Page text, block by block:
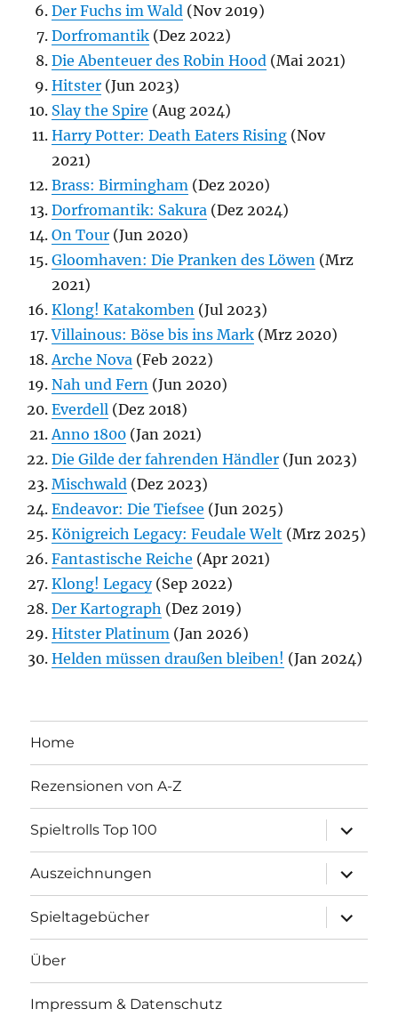
Der Fuchs im Wald (Nov 2019)
Dorfromantik (Dez 2022)
Die Abenteuer des Robin Hood (Mai 2021)
Hitster (Jun 2023)
Slay the Spire (Aug 2024)
Harry Potter: Death Eaters Rising (Nov
2021)
Brass: Birmingham (Dez 2020)
Dorfromantik: Sakura (Dez 2024)
On Tour (Jun 2020)
Gloomhaven: Die Pranken des Löwen (Mrz
2021)
Klong! Katakomben (Jul 2023)
Villainous: Böse bis ins Mark (Mrz 2020)
Arche Nova (Feb 2022)
Nah und Fern (Jun 2020)
Everdell (Dez 2018)
Anno 1800 (Jan 2021)
Die Gilde der fahrenden Händler (Jun 2023)
Mischwald (Dez 2023)
Endeavor: Die Tiefsee (Jun 2025)
Königreich Legacy: Feudale Welt (Mrz 2025)
Fantastische Reiche (Apr 2021)
Klong! Legacy(Sep 2022)
Der Kartograph (Dez 2019)
Hitster Platinum (Jan 2026)
Helden müssen draußen bleiben! (Jan 2024)
Home
Rezensionen von A-Z
Spieltrolls Top 100
öffnen
Auszeichnungen
öffnen
Spieltagebücher
öffnen
Über
Impressum & Datenschutz